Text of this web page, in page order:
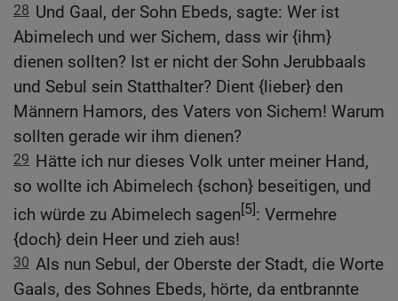
28 Und Gaal, der Sohn Ebeds, sagte: Wer ist
Abimelech und wer Sichem, dass wir {ihm}
dienen sollten? Ist er nicht der Sohn Jerubbaals
und Sebul sein Statthalter? Dient {lieber} den
Männern Hamors, des Vaters von Sichem! Warum
sollten gerade wir ihm dienen?
29 Hätte ich nur dieses Volk unter meiner Hand,
so wollte ich Abimelech {schon} beseitigen, und
ich würde zu Abimelech sagen[5]: Vermehre
{doch} dein Heer und zieh aus!
30 Als nun Sebul, der Oberste der Stadt, die Worte
Gaals, des Sohnes Ebeds, hörte, da entbrannte